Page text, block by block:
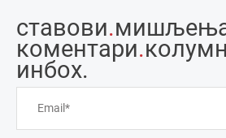
ставови.
коментари.
инбоx.